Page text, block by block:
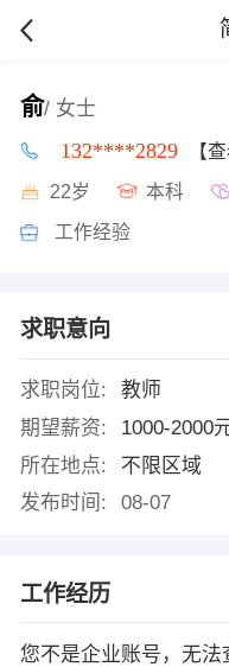
俞/ 女士
132****2829 【
22岁 本科
工作经验
求职意向
求职岗位:
教师
期望薪资:
1000-2000
所在地点:
不限区域
发布时间:
08-07
工作经历
您不是企业账号，无法